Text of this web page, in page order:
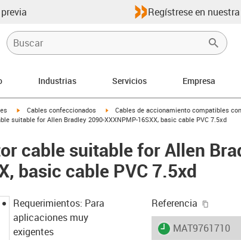
Regístrese en
Industrias Servicios Empresa
igus-icon-arrow-right
Cables confeccionados igus-icon-arrow-right
Cables de accionamiento compatibles
suitable for Allen Bradley 2090-XXXNPMP-16SXX, basic cable PVC 7.5xd
cable suitable for Allen
basic cable PVC 7.5xd
Requerimientos: Para
aplicaciones muy
exigentes
Referencia
igus-icon-lieferzeit
MAT9761710